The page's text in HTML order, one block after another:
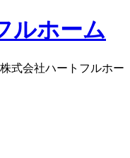
式会社ハートフルホー